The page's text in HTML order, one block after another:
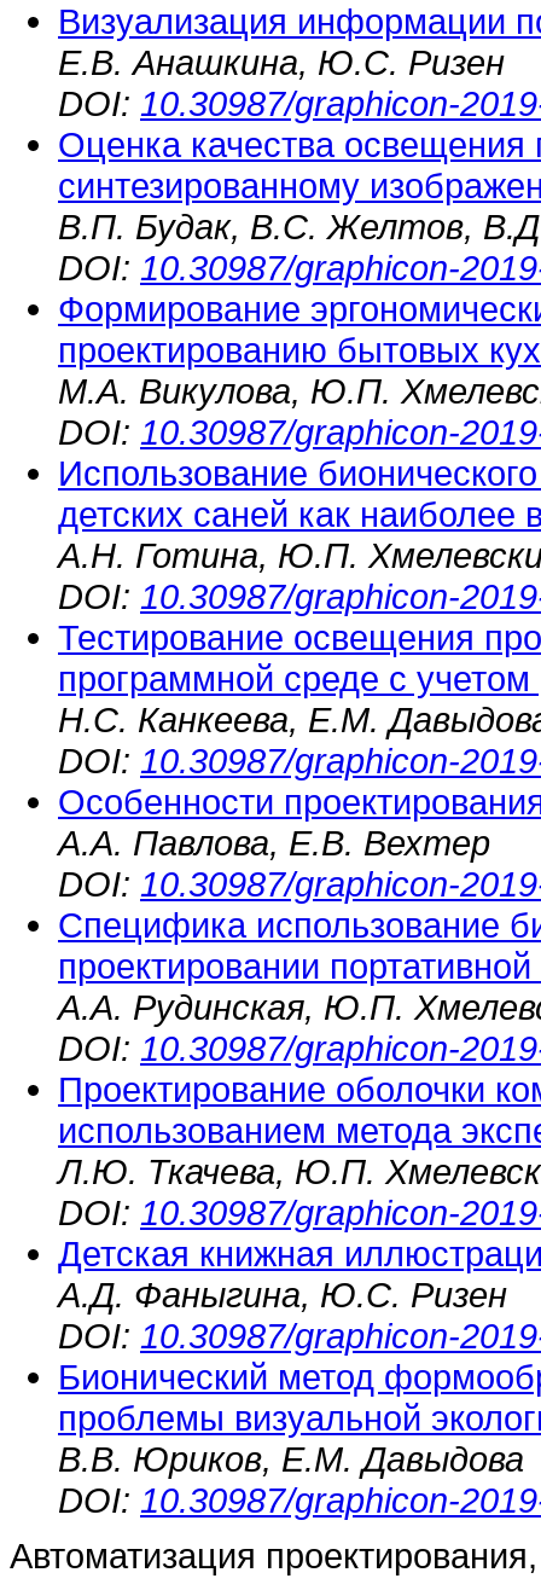
Визуализация информации
Е.В. Анашкина, Ю.С. Ризен
DOI: 10.30987/graphicon-
Оценка качества
синтезированному
В.П. Будак, В.С. Желтов,
DOI: 10.30987/graphicon-
Формирование
проектированию бытовых
М.А. Викулова, Ю.П.
DOI: 10.30987/graphicon-
Использование
детских саней как наиболее
А.Н. Готина, Ю.П.
DOI: 10.30987/graphicon-
Тестирование освещения
программной среде с
Н.С. Канкеева, Е.М.
DOI: 10.30987/graphicon-
Особенности
А.А. Павлова, Е.В. Вехтер
DOI: 10.30987/graphicon-
Специфика использование
проектировании портативной
А.А. Рудинская, Ю.П.
DOI: 10.30987/graphicon-
Проектирование оболочки
использованием метода
Л.Ю. Ткачева, Ю.П.
DOI: 10.30987/graphicon-
Детская книжная
А.Д. Фаныгина, Ю.С. Ризен
DOI: 10.30987/graphicon-
Бионический метод
проблемы визуальной
В.В. Юриков, Е.М. Давыдова
DOI: 10.30987/graphicon-
Автоматизация